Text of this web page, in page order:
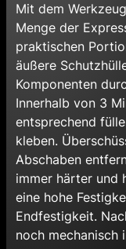
Mit dem
Menge der
praktischen
äußere
Komponenten
Innerhalb von 3
entsprechend
kleben.
Abschaben
immer härter und
eine hohe
Endfestigkeit.
noch mechanisch